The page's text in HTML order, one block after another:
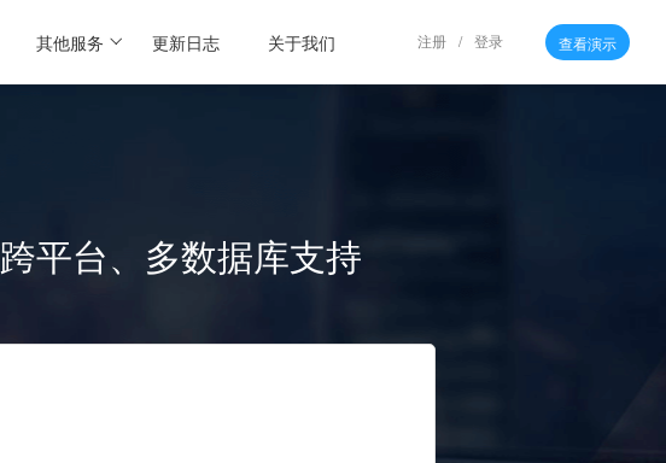
查看演示
登录
/
注册
其他服务 更新日志 关于我们
平台、多数据库支持